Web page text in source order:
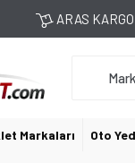
ARAS
Markaları Oto